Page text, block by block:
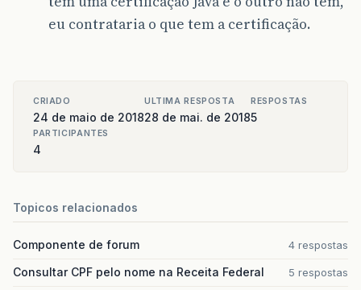
eu contrataria o que tem a certificação.
CRIADO
24 de maio de 2018
ULTIMA RESPOSTA
28 de mai. de 2018
RESPOSTAS
5
PARTICIPANTES
4
Topicos relacionados
Componente de forum 4 respostas
Consultar CPF pelo nome na Receita Federal 5 respostas